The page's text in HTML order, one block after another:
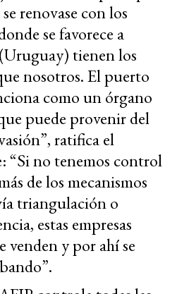
renovase con los
se favorece a
tienen los
nosotros. El puerto
como un órgano
puede provenir del
ratifica el
“Si no tenemos control
de los mecanismos
triangulación o
estas empresas
venden y por ahí se